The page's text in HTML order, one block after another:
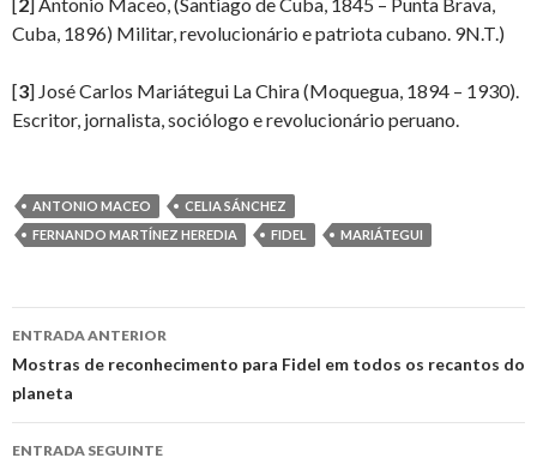
Cuba, 1896) Militar, revolucionário e patriota cubano. 9N.T.)
[3] José Carlos Mariátegui La Chira (Moquegua, 1894 – 1930).
Escritor, jornalista, sociólogo e revolucionário peruano.
ANTONIO MACEO
CELIA SÁNCHEZ
FERNANDO MARTÍNEZ HEREDIA
FIDEL MARIÁTEGUI
Ir
a
entrada
ENTRADA ANTERIOR
Mostras de reconhecimento para Fidel em todos os recantos do
planeta
ENTRADA SEGUINTE